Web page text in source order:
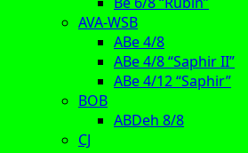
AVA-WSB
ABe 4/8
ABe 4/8 “Saphir II”
ABe 4/12 “Saphir”
BOB
ABDeh 8/8
CJ